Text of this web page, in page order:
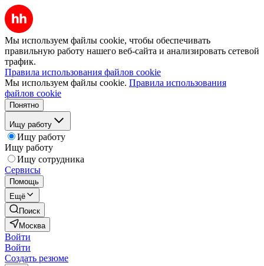
Мы используем файлы cookie, чтобы обеспечивать
правильную работу нашего веб-сайта и анализировать сетевой
трафик.
Правила использования файлов cookie
Мы используем файлы cookie. Правила использования
файлов cookie
Понятно
Ищу работу
Ищу работу
Ищу работу
Ищу сотрудника
Сервисы
Помощь
Ещё
Поиск
Москва
Войти
Войти
Создать резюме